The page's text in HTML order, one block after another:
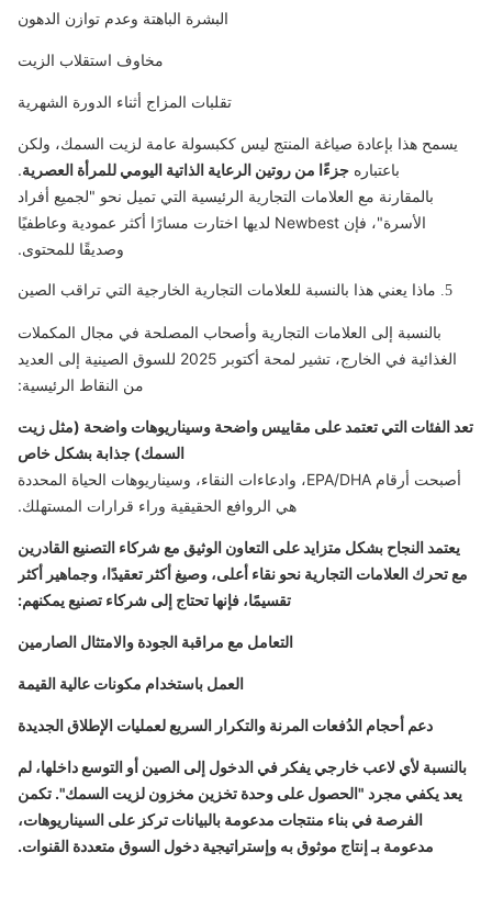
البشرة الباهتة وعدم توازن الدهون
مخاوف استقلاب الزيت
تقلبات المزاج أثناء الدورة الشهرية
يسمح هذا بإعادة صياغة المنتج ليس ككبسولة عامة لزيت السمك، ولكن
باعتباره جزءًا من روتين الرعاية الذاتية اليومي للمرأة العصرية.
بالمقارنة مع العلامات التجارية الرئيسية التي تميل نحو "لجميع أفراد
الأسرة"، فإن Newbest لديها اختارت مسارًا أكثر عمودية وعاطفيًا
وصديقًا للمحتوى.
5. ماذا يعني هذا بالنسبة للعلامات التجارية الخارجية التي تراقب الصين
بالنسبة إلى العلامات التجارية وأصحاب المصلحة في مجال المكملات
الغذائية في الخارج، تشير لمحة أكتوبر 2025 للسوق الصينية إلى العديد
من النقاط الرئيسية:
تعد الفئات التي تعتمد على مقاييس واضحة وسيناريوهات واضحة (مثل زيت
السمك) جذابة بشكل خاص
أصبحت أرقام EPA/DHA، وادعاءات النقاء، وسيناريوهات الحياة المحددة
هي الروافع الحقيقية وراء قرارات المستهلك.
يعتمد النجاح بشكل متزايد على التعاون الوثيق مع شركاء التصنيع القادرين
مع تحرك العلامات التجارية نحو نقاء أعلى، وصيغ أكثر تعقيدًا، وجماهير أكثر
تقسيمًا، فإنها تحتاج إلى شركاء تصنيع يمكنهم:
التعامل مع مراقبة الجودة والامتثال الصارمين
العمل باستخدام مكونات عالية القيمة
دعم أحجام الدُفعات المرنة والتكرار السريع لعمليات الإطلاق الجديدة
بالنسبة لأي لاعب خارجي يفكر في الدخول إلى الصين أو التوسع داخلها، لم
يعد يكفي مجرد "الحصول على وحدة تخزين مخزون لزيت السمك". تكمن
الفرصة في بناء منتجات مدعومة بالبيانات تركز على السيناريوهات،
مدعومة بـإنتاج موثوق به وإستراتيجية دخول السوق متعددة القنوات.